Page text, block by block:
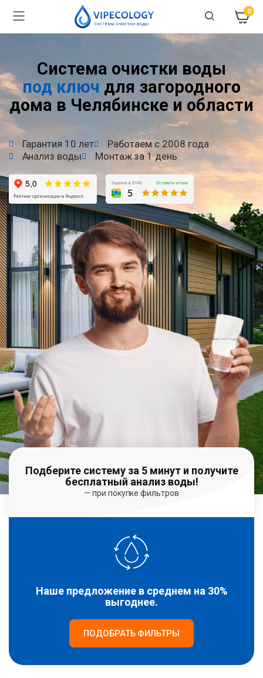
0
Система очистки воды
под ключ для загородного
дома в Челябинске и области
Гарантия 10 лет
Работаем с 2008 года
Анализ воды
Монтаж за 1 день
Подберите систему за 5 минут и получите
бесплатный анализ воды!
— при покупке фильтров
Наше предложение в среднем на 30%
выгоднее.
ПОДОБРАТЬ ФИЛЬТРЫ